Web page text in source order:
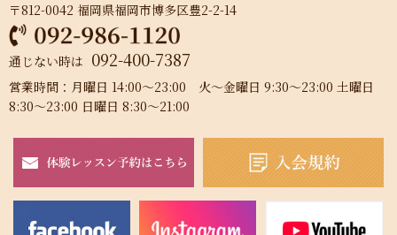
〒812-0042 福岡県福岡市博多区豊2-2-14
通じない時は 092-400-7387
営業時間：月曜日 14:00～23:00 火～金曜日 9:30～23:00 土曜日
8:30～23:00 日曜日 8:30～21:00